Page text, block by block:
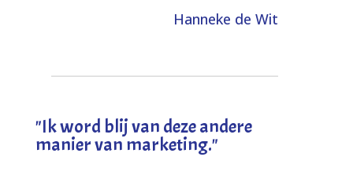
Hanneke de Wit
"Ik word blij van deze andere
manier van marketing."